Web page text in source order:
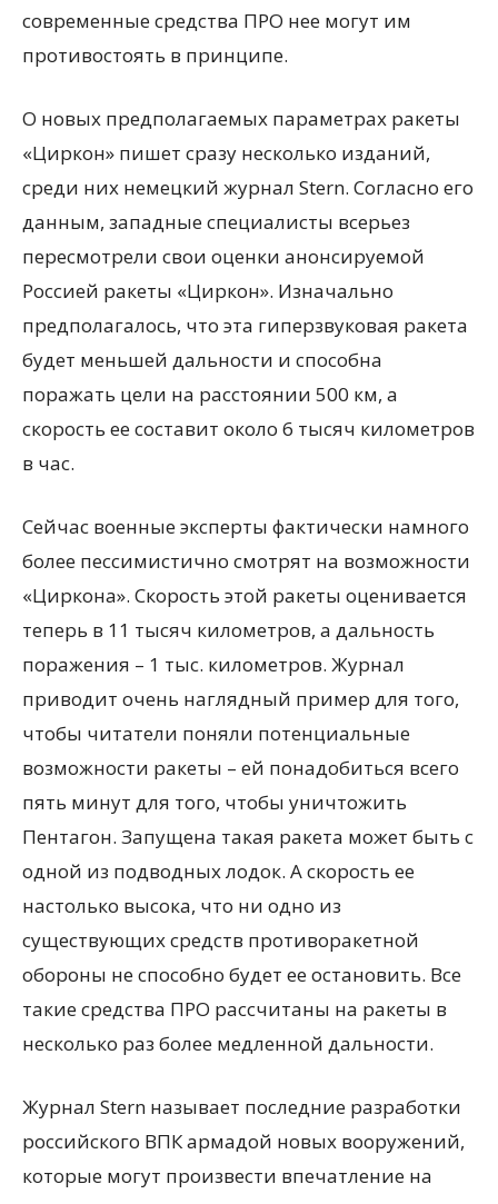
современные средства ПРО нее могут им
противостоять в принципе.
О новых предполагаемых параметрах ракеты
«Циркон» пишет сразу несколько изданий,
среди них немецкий журнал Stern. Согласно его
данным, западные специалисты всерьез
пересмотрели свои оценки анонсируемой
Россией ракеты «Циркон». Изначально
предполагалось, что эта гиперзвуковая ракета
будет меньшей дальности и способна
поражать цели на расстоянии 500 км, а
скорость ее составит около 6 тысяч километров
в час.
Сейчас военные эксперты фактически намного
более пессимистично смотрят на возможности
«Циркона». Скорость этой ракеты оценивается
теперь в 11 тысяч километров, а дальность
поражения – 1 тыс. километров. Журнал
приводит очень наглядный пример для того,
чтобы читатели поняли потенциальные
возможности ракеты – ей понадобиться всего
пять минут для того, чтобы уничтожить
Пентагон. Запущена такая ракета может быть с
одной из подводных лодок. А скорость ее
настолько высока, что ни одно из
существующих средств противоракетной
обороны не способно будет ее остановить. Все
такие средства ПРО рассчитаны на ракеты в
несколько раз более медленной дальности.
Журнал Stern называет последние разработки
российского ВПК армадой новых вооружений,
которые могут произвести впечатление на